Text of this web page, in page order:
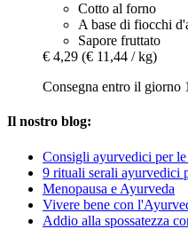
Cotto al forno
A base di fiocchi
Sapore fruttato
€ 4,29 (€ 11,44 / kg)
Consegna entro il giorno
Il nostro blog:
Consigli ayurvedici per
9 rituali serali ayurvedici
Menopausa e Ayurveda
Vivere bene con
Addio alla spossatezza